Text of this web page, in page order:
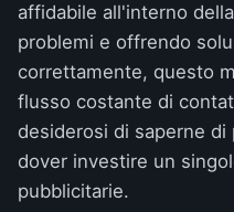
affidabile all'interno
problemi e offrendo
correttamente, questo
flusso costante di
desiderosi di saperne
dover investire un
pubblicitarie.